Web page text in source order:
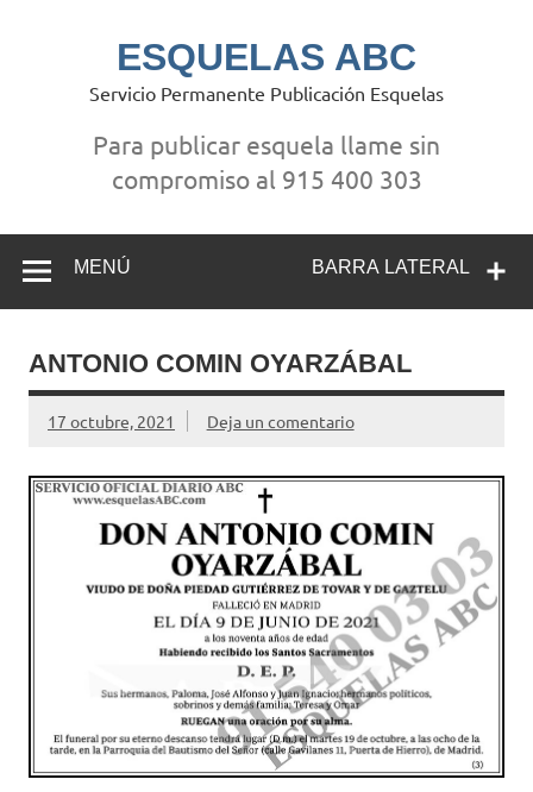
ESQUELAS ABC
Servicio Permanente Publicación Esquelas
Para publicar esquela llame sin
compromiso al 915 400 303
BARRA LATERAL
MENÚ
ANTONIO COMIN OYARZÁBAL
17 octubre, 2021 Deja un comentario